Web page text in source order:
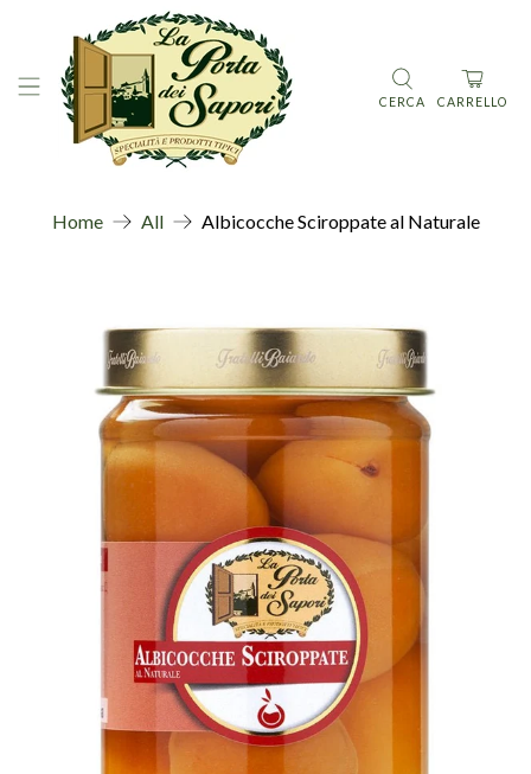
CERCA CARRELLO
Home All Albicocche Sciroppate al Naturale